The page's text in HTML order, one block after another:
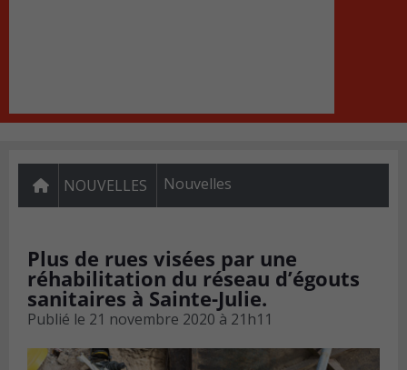
NOUVELLES Nouvelles
Plus de rues visées par une
réhabilitation du réseau d’égouts
sanitaires à Sainte-Julie.
Publié le 21 novembre 2020 à 21h11